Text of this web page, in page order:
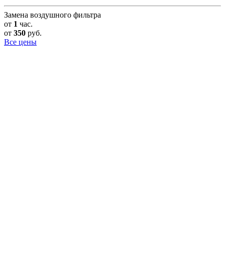
Замена воздушного фильтра
от 1 час.
от 350 руб.
Все цены